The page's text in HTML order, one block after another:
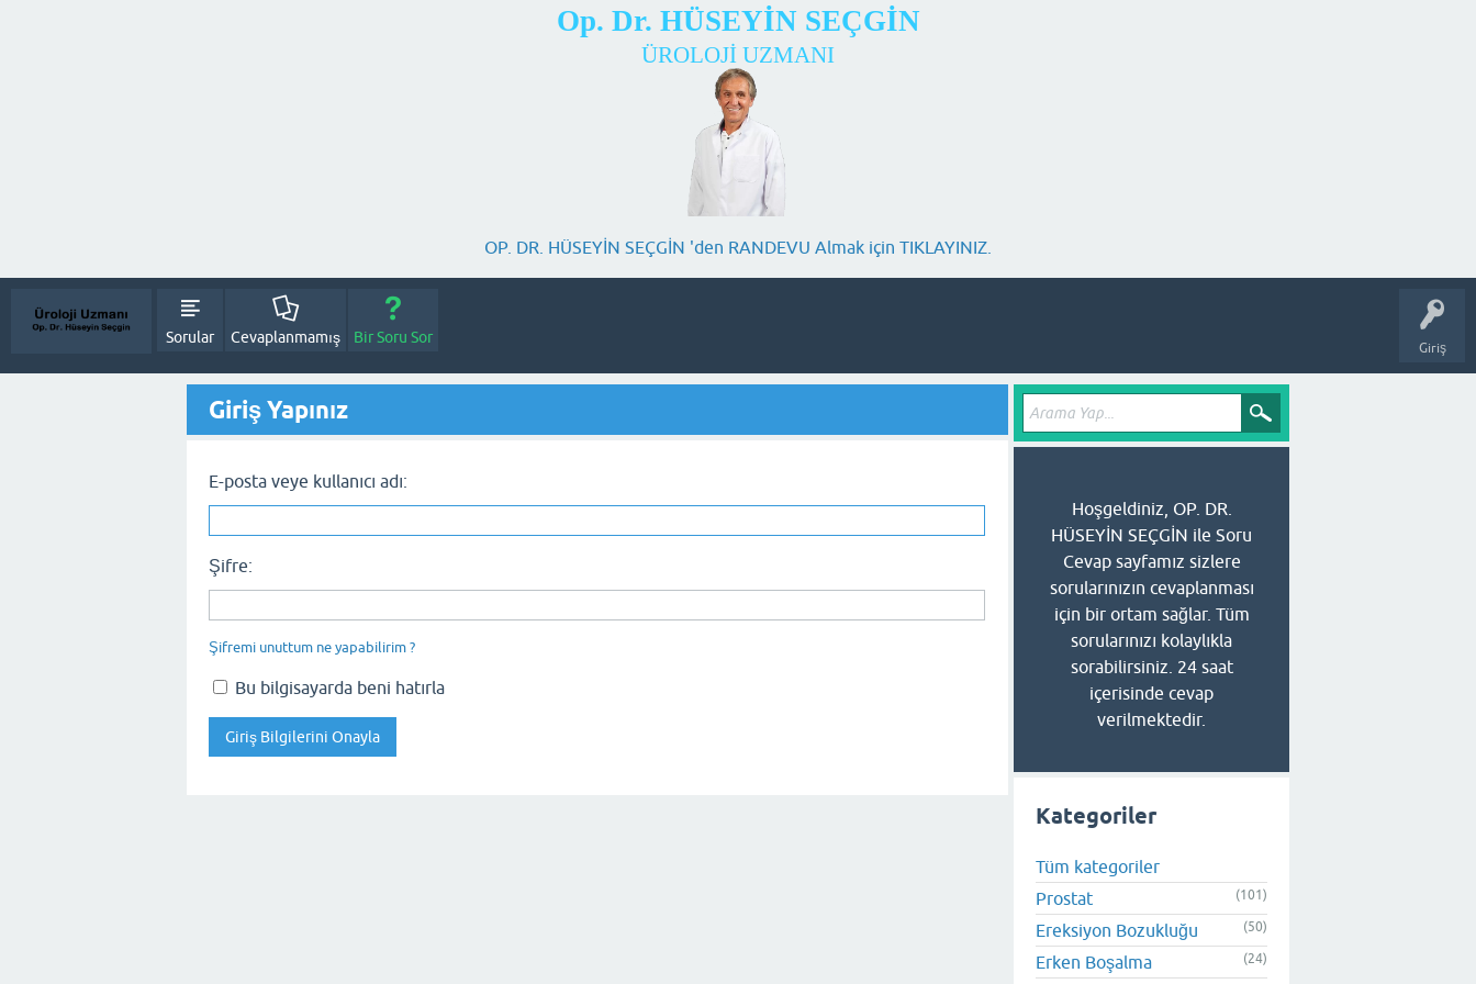
Op. Dr. HÜSEYİN SEÇGİN
ÜROLOJİ UZMANI
OP. DR. HÜSEYİN SEÇGİN 'den RANDEVU Almak için TIKLAYINIZ.
Giriş
Sorular Cevaplanmamış Bir Soru Sor
Giriş Yapınız
E-posta veye kullanıcı adı:
Şifre:
Şifremi unuttum ne yapabilirim ?
Bu bilgisayarda beni hatırla
Hoşgeldiniz, OP. DR.
HÜSEYİN SEÇGİN ile Soru
Cevap sayfamız sizlere
sorularınızın cevaplanması
için bir ortam sağlar. Tüm
sorularınızı kolaylıkla
sorabilirsiniz. 24 saat
içerisinde cevap
verilmektedir.
Kategoriler
Tüm kategoriler
Prostat
(101)
Ereksiyon Bozukluğu (50)
Erken Boşalma (24)